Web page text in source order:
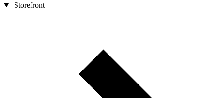
Storefront